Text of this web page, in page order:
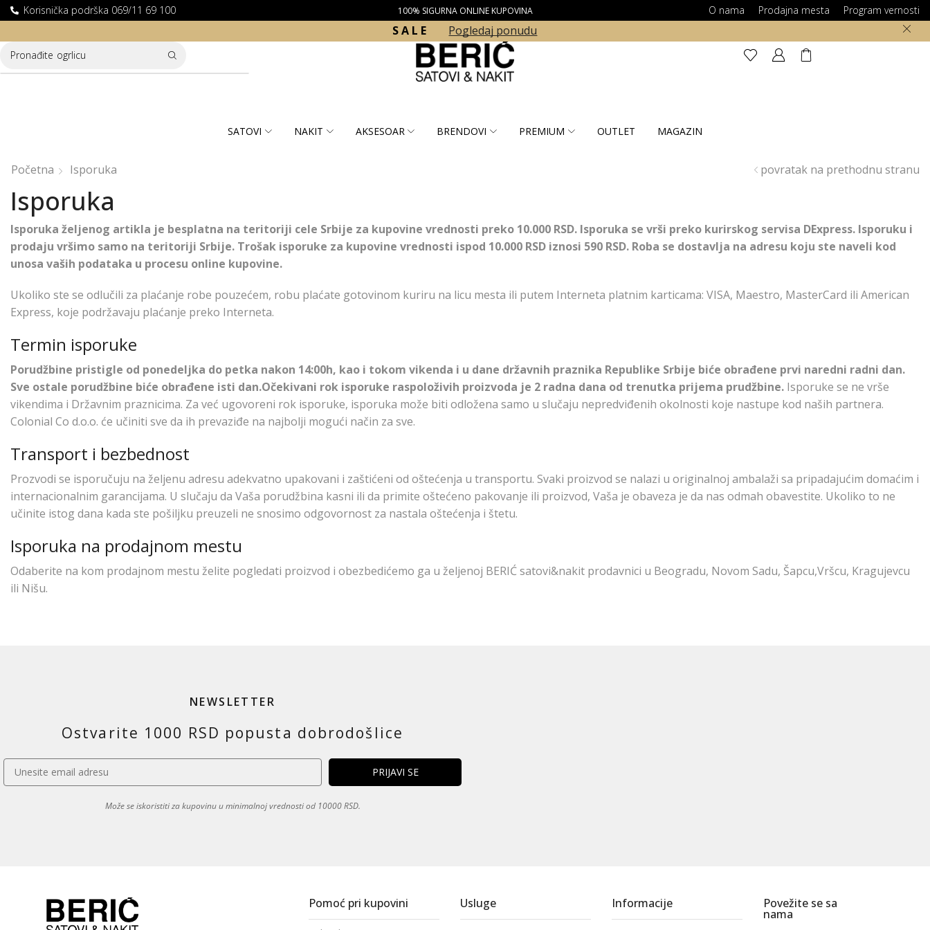
Korisnička podrška 069/11 69 100
DOSTAVA ZA KUPOVINE PREKO 10.000 RSD 100% SIGURNA ONLINE KUPOVINA O nama Prodajna mesta Program vernosti
S A L E Pogledaj ponudu
Pronađite ogrlicu
SATOVI NAKIT AKSESOAR BRENDOVI PREMIUM OUTLET MAGAZIN
povratak na prethodnu stranu
Početna Isporuka
Isporuka
Isporuka željenog artikla je besplatna na teritoriji cele Srbije za kupovine vrednosti preko 10.000 RSD. Isporuka se vrši preko kurirskog servisa DExpress. Isporuku i
prodaju vršimo samo na teritoriji Srbije. Trošak isporuke za kupovine vrednosti ispod 10.000 RSD iznosi 590 RSD. Roba se dostavlja na adresu koju ste naveli kod
unosa vaših podataka u procesu online kupovine.
Ukoliko ste se odlučili za plaćanje robe pouzećem, robu plaćate gotovinom kuriru na licu mesta ili putem Interneta platnim karticama: VISA, Maestro, MasterCard ili American
Express, koje podržavaju plaćanje preko Interneta.
Termin isporuke
Porudžbine pristigle od ponedeljka do petka nakon 14:00h, kao i tokom vikenda i u dane državnih praznika Republike Srbije biće obrađene prvi naredni radni dan.
Sve ostale porudžbine biće obrađene isti dan.Očekivani rok isporuke raspoloživih proizvoda je 2 radna dana od trenutka prijema prudžbine. Isporuke se ne vrše
vikendima i Državnim praznicima. Za već ugovoreni rok isporuke, isporuka može biti odložena samo u slučaju nepredviđenih okolnosti koje nastupe kod naših partnera.
Colonial Co d.o.o. će učiniti sve da ih prevaziđe na najbolji mogući način za sve.
Transport i bezbednost
Prozvodi se isporučuju na željenu adresu adekvatno upakovani i zaštićeni od oštećenja u transportu. Svaki proizvod se nalazi u originalnoj ambalaži sa pripadajućim domaćim i
internacionalnim garancijama. U slučaju da Vaša porudžbina kasni ili da primite oštećeno pakovanje ili proizvod, Vaša je obaveza je da nas odmah obavestite. Ukoliko to ne
učinite istog dana kada ste pošiljku preuzeli ne snosimo odgovornost za nastala oštećenja i štetu.
Isporuka na prodajnom mestu
Odaberite na kom prodajnom mestu želite pogledati proizvod i obezbedićemo ga u željenoj BERIĆ satovi&nakit prodavnici u Beogradu, Novom Sadu, Šapcu,Vršcu, Kragujevcu
ili Nišu.
NEWSLETTER
Ostvarite 1000 RSD popusta dobrodošlice
Može se iskoristiti za kupovinu u minimalnoj vrednosti od 10000 RSD.
Pomoć pri kupovini Usluge Informacije Povežite se sa
nama